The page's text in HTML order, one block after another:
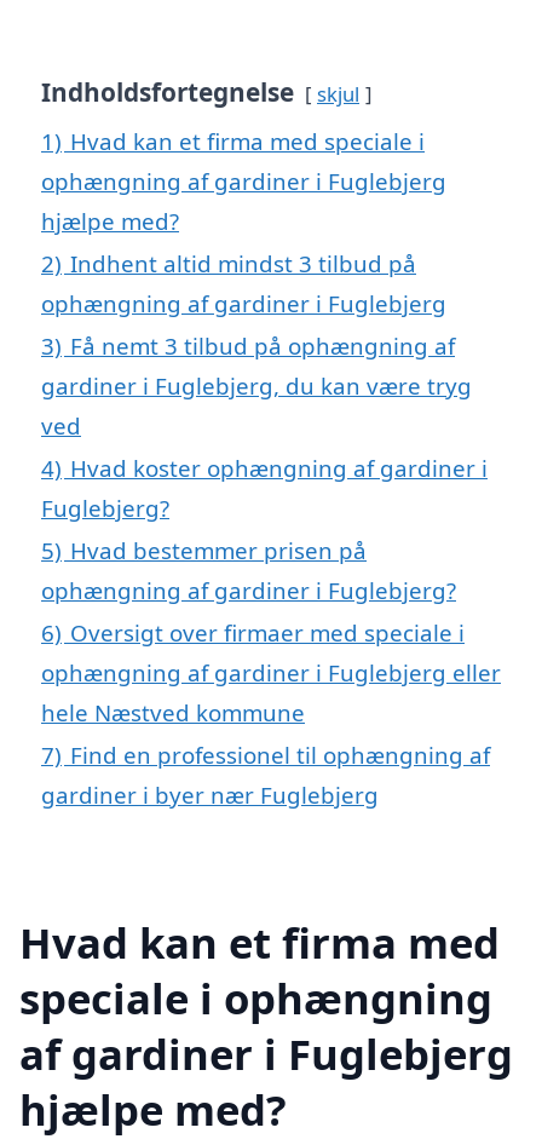
Indholdsfortegnelse skjul
1) Hvad kan et firma med speciale i
ophængning af gardiner i Fuglebjerg
hjælpe med?
2) Indhent altid mindst 3 tilbud på
ophængning af gardiner i Fuglebjerg
3) Få nemt 3 tilbud på ophængning af
gardiner i Fuglebjerg, du kan være tryg
ved
4) Hvad koster ophængning af gardiner i
Fuglebjerg?
5) Hvad bestemmer prisen på
ophængning af gardiner i Fuglebjerg?
6) Oversigt over firmaer med speciale i
ophængning af gardiner i Fuglebjerg eller
hele Næstved kommune
7) Find en professionel til ophængning af
gardiner i byer nær Fuglebjerg
Hvad kan et firma med
speciale i ophængning
af gardiner i Fuglebjerg
hjælpe med?